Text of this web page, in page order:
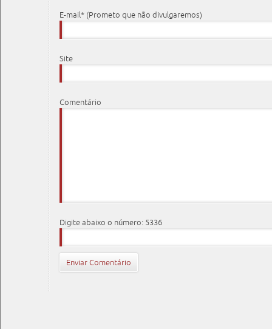
E-mail* (Prometo que não divulgaremos)
Site
Comentário
Digite abaixo o número: 5336